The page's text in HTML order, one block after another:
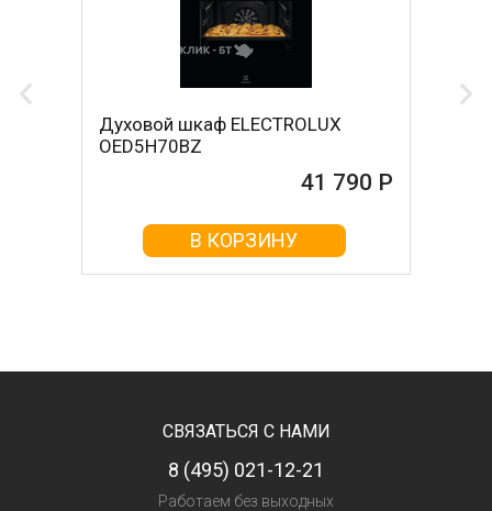
Духовой шкаф ELECTROLUX
OED5H70BZ
41 790 Р
В КОРЗИНУ
СВЯЗАТЬСЯ С НАМИ
8 (495) 021-12-21
Работаем без выходных